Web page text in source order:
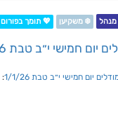
מנהל ❄️ משקיען 💖 תומך בפורום
יום חמישי י״ב טבת 1/1/26
יום חמישי י״ב טבת 1/1/26 :